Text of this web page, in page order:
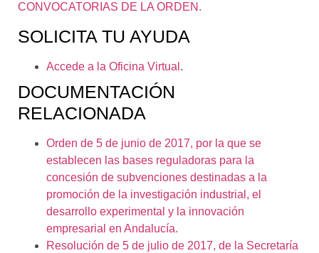
CONVOCATORIAS DE LA ORDEN .
SOLICITA TU AYUDA
Accede a la Oficina Virtual .
DOCUMENTACIÓN
RELACIONADA
Orden de 5 de junio de 2017, por la que se
establecen las bases reguladoras para la
concesión de subvenciones destinadas a la
promoción de la investigación industrial, el
desarrollo experimental y la innovación
empresarial en Andalucía.
Resolución de 5 de julio de 2017, de la Secretaría